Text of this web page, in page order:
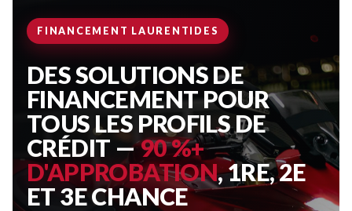
FINANCEMENT LAURENTIDES
DES SOLUTIONS DE
FINANCEMENT POUR
TOUS LES PROFILS DE
CRÉDIT —90 %+
D'APPROBATION, 1RE, 2E
ET 3E CHANCE